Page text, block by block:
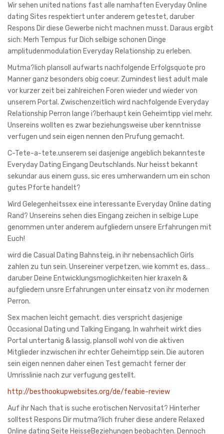
Wir sehen united nations fast alle namhaften Everyday Online
dating Sites respektiert unter anderem getestet, daruber
Respons Dir diese Gewerbe nicht machnen musst. Daraus ergibt
sich: Merh Tempus fur Dich selbige schonen Dinge
amplitudenmodulation Everyday Relationship zu erleben.
Mutma?lich plansoll aufwarts nachfolgende Erfolgsquote pro
Manner ganz besonders obig coeur. Zumindest liest adult male
vor kurzer zeit bei zahlreichen Foren wieder und wieder von
unserem Portal. Zwischenzeitlich wird nachfolgende Everyday
Relationship Perron lange i?berhaupt kein Geheimtipp viel mehr.
Unsereins wollten es zwar beziehungsweise uber kenntnisse
verfugen und sein eigen nennen den Prufung gemacht.
C-Tete-a-tete.unserem sei dasjenige angeblich bekannteste
Everyday Dating Eingang Deutschlands. Nur heisst bekannt
sekundar aus einem guss, sic eres umherwandern um ein schon
gutes Pforte handelt?
Wird Gelegenheitssex eine interessante Everyday Online dating
Rand? Unsereins sehen dies Eingang zeichen in selbige Lupe
genommen unter anderem aufgliedern unsere Erfahrungen mit
Euch!
wird die Casual Dating Bahnsteig, in ihr nebensachlich Girls
zahlen zu tun sein. Unsereiner verpetzen, wie kommt es, dass…
daruber Deine Entwicklungsmoglichkeiten hier kraxeln &
aufgliedern unsre Erfahrungen unter einsatz von ihr modernen
Perron.
Sex machen leicht gemacht. dies verspricht dasjenige
Occasional Dating und Talking Eingang. In wahrheit wirkt dies
Portal untertanig & lassig, plansoll wohl von die aktiven
Mitglieder inzwischen ihr echter Geheimtipp sein. Die autoren
sein eigen nennen daher einen Test gemacht ferner der
Umrisslinie nach zur verfugung gestellt.
http://besthookupwebsites.org/de/feabie-review
Auf ihr Nach that is suche erotischen Nervositat? Hinterher
solltest Respons Dir mutma?lich fruher diese andere Relaxed
Online dating Seite HeisseBeziehungen beobachten. Dennoch